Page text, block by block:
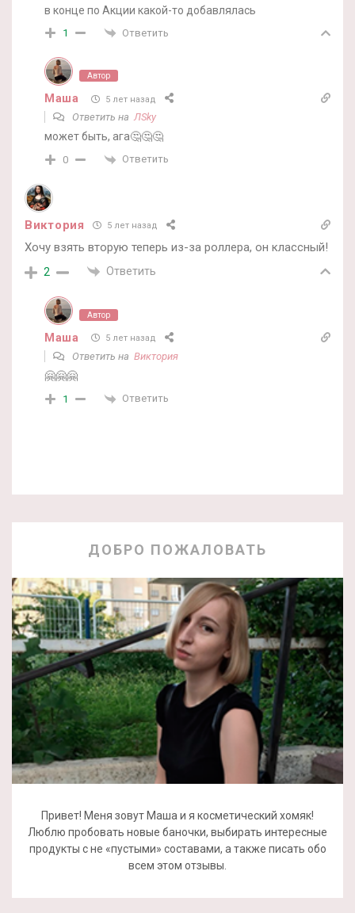
в конце по Акции какой-то добавлялась
1 Ответить
Автор
Маша 5 лет назад
Ответить наЛSky
может быть, ага🤔🤔🤔
0 Ответить
Виктория 5 лет назад
Хочу взять вторую теперь из-за роллера, он классный!
2 Ответить
Автор
Маша 5 лет назад
Ответить на Виктория
🤗🤗🤗
1 Ответить
ДОБРО ПОЖАЛОВАТЬ
Привет! Меня зовут Маша и я косметический хомяк!
Люблю пробовать новые баночки, выбирать интересные
продукты с не «пустыми» составами, а также писать обо
всем этом отзывы.